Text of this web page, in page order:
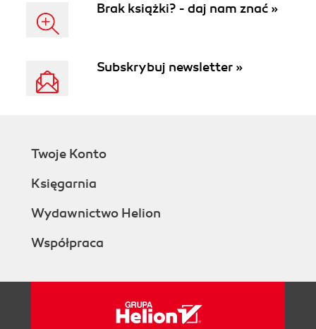
Brak książki? - daj nam znać »
Subskrybuj newsletter »
Twoje Konto
Księgarnia
Wydawnictwo Helion
Współpraca